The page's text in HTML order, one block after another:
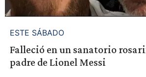
ESTE SÁBADO
Falleció en un sanatorio
padre de Lionel Messi